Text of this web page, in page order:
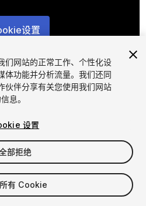
设置
1/4
网站的正常工作、个性化设
体功能并分析流量。我们还同
伙伴分享有关您使用我们网站
息。
设置
部拒绝
有 Cookie